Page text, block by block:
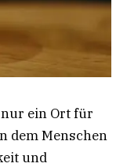
ein Ort für
dem Menschen
und